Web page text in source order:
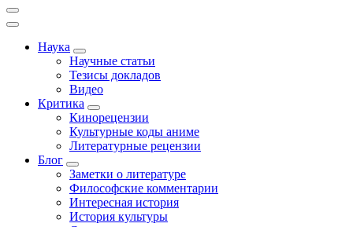
Наука
Научные статьи
Тезисы докладов
Видео
Критика
Кинорецензии
Культурные коды аниме
Литературные рецензии
Блог
Заметки о литературе
Философские комментарии
Интересная история
История культуры